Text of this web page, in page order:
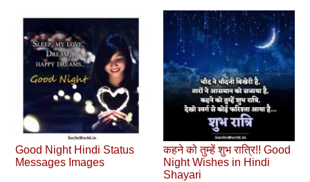
Good Night Hindi Status
Messages Images
कहने को तुम्हें शुभ रात्रि!! Good
Night Wishes in Hindi
Shayari